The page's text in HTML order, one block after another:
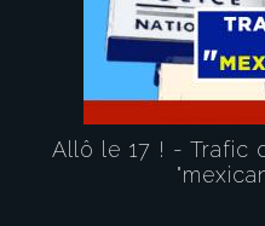
Allô le 17 ! - Trafic